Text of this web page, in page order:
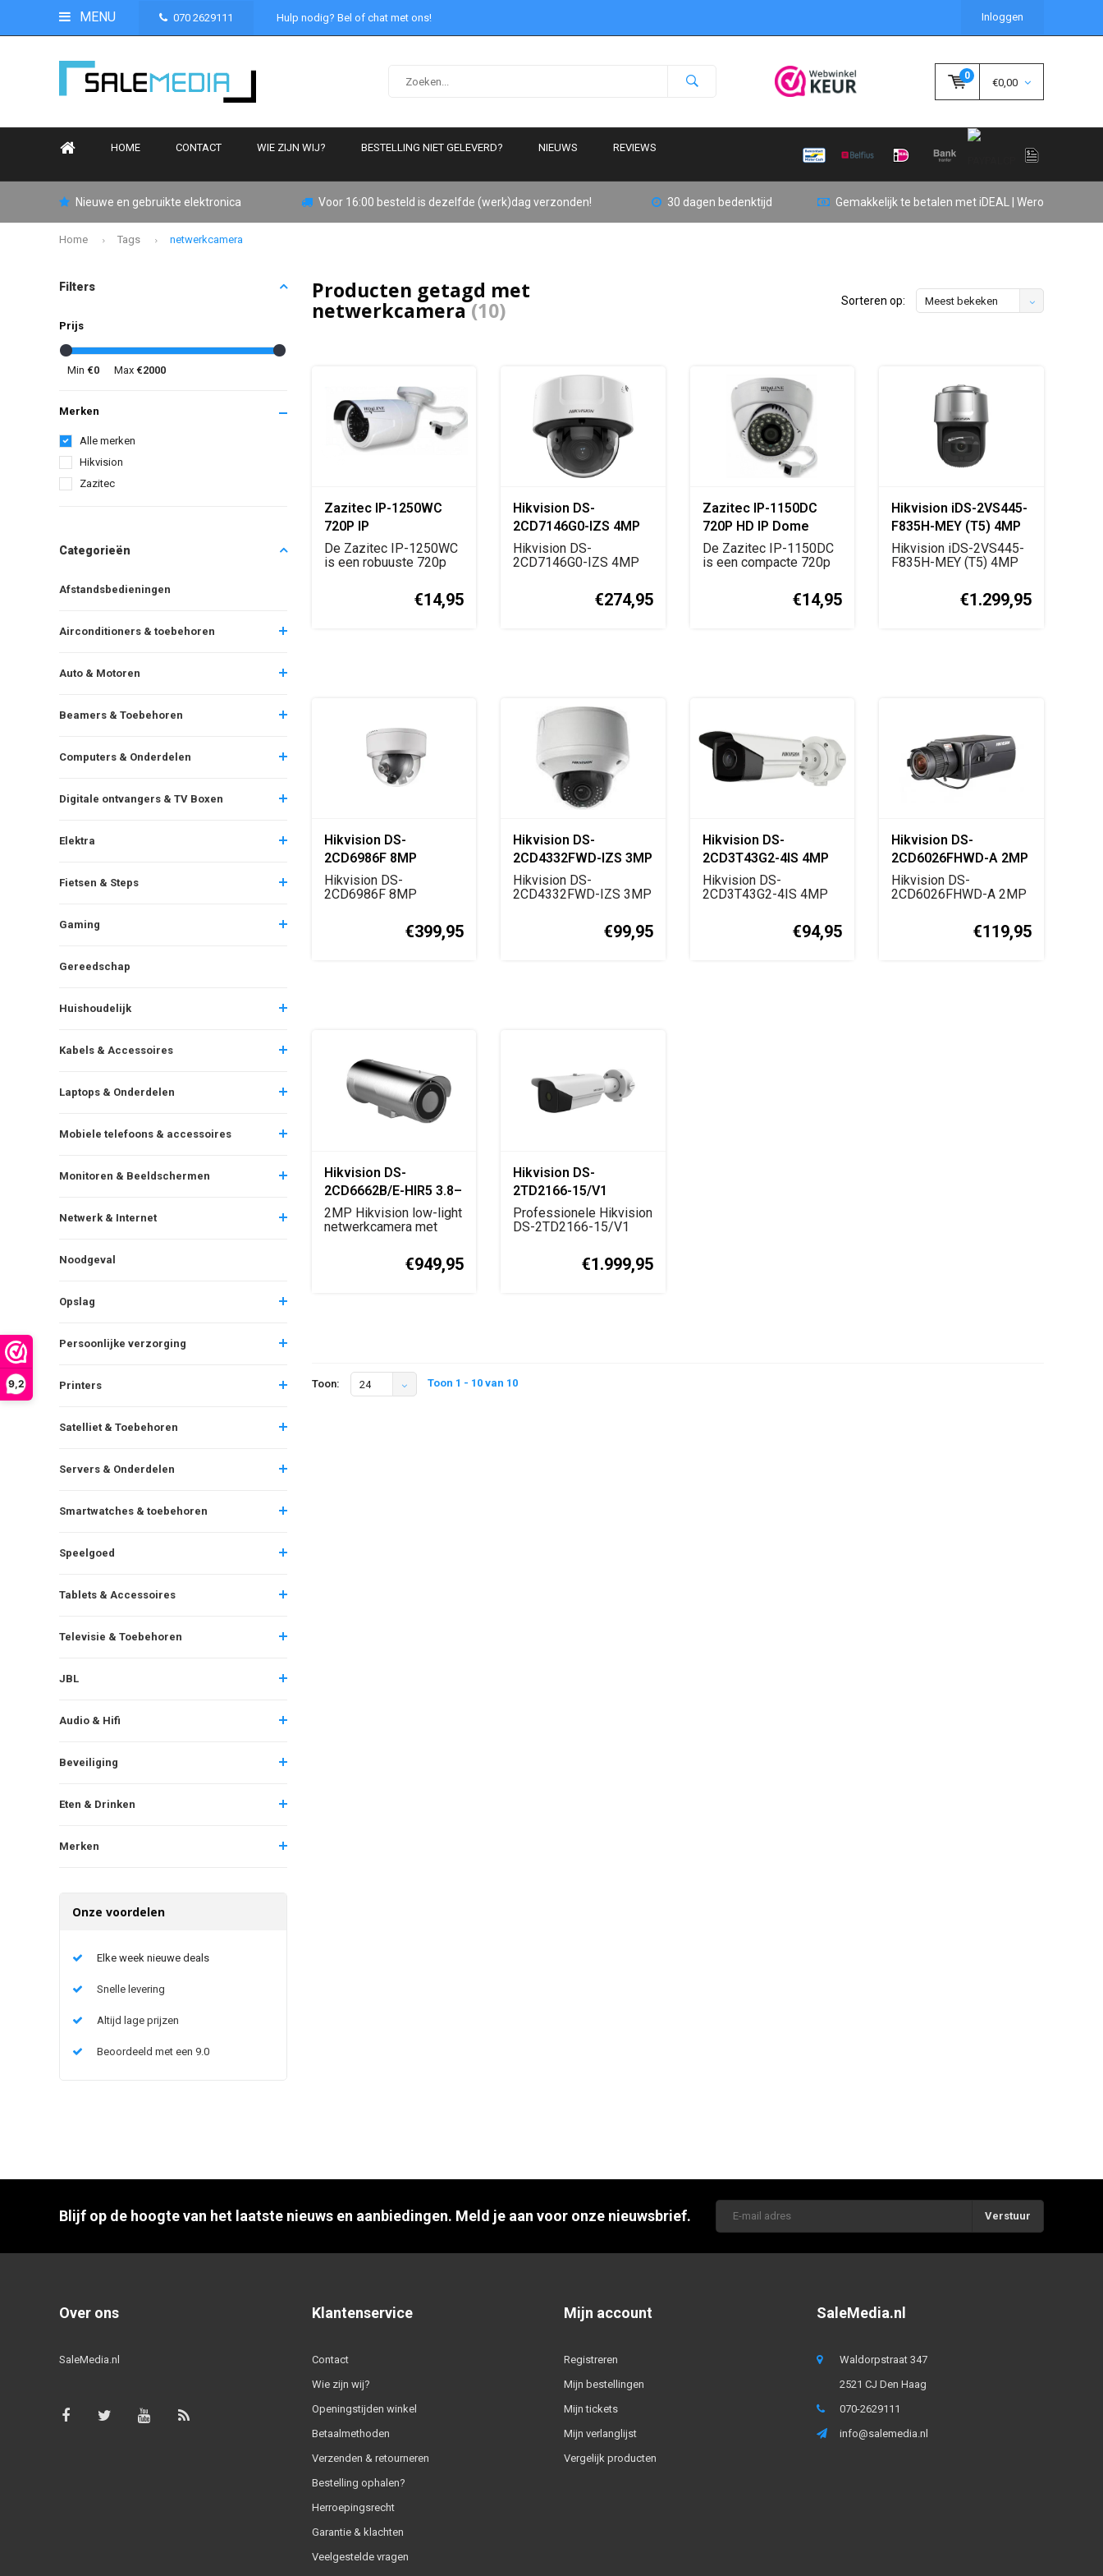
9,2
MENU 070 2629111 Hulp nodig? Bel of chat met ons! Inloggen
0
€0,00
HOME CONTACT WIE ZIJN WIJ? BESTELLING NIET GELEVERD? NIEUWS REVIEWS
Nieuwe en gebruikte elektronica Voor 16:00 besteld is dezelfde (werk)dag verzonden! 30 dagen bedenktijd Gemakkelijk te betalen met iDEAL | Wero
Home Tags netwerkcamera
Filters
Prijs
Min €0 Max €2000
Merken
Alle merken
Hikvision
Zazitec
Categorieën
Afstandsbedieningen
Airconditioners & toebehoren
Auto & Motoren
Beamers & Toebehoren
Computers & Onderdelen
Digitale ontvangers & TV Boxen
Elektra
Fietsen & Steps
Gaming
Gereedschap
Huishoudelijk
Kabels & Accessoires
Laptops & Onderdelen
Mobiele telefoons & accessoires
Monitoren & Beeldschermen
Netwerk & Internet
Noodgeval
Opslag
Persoonlijke verzorging
Printers
Satelliet & Toebehoren
Servers & Onderdelen
Smartwatches & toebehoren
Speelgoed
Tablets & Accessoires
Televisie & Toebehoren
JBL
Audio & Hifi
Beveiliging
Eten & Drinken
Merken
Onze voordelen
Elke week nieuwe deals
Snelle levering
Altijd lage prijzen
Beoordeeld met een 9.0
Producten getagd met
netwerkcamera(10) Sorteren op: Meest bekeken
Zazitec IP-1250WC
720P IP
Bewakingscamera
De Zazitec IP-1250WC
is een robuuste 720p
€14,95
Hikvision DS-
2CD7146G0-IZS 4MP
DeepinView IP Dome
Camera
Hikvision DS-
2CD7146G0-IZS 4MP
domecamera met Dar...
€274,95
Zazitec IP-1150DC
720P HD IP Dome
Bewakingscamera
De Zazitec IP-1150DC
is een compacte 720p
€14,95
Hikvision iDS-2VS445-
F835H-MEY (T5) 4MP
AI PTZ Speed Dome
Camera
Hikvision iDS-2VS445-
F835H-MEY (T5) 4MP
€1.299,95
Hikvision DS-
2CD6986F 8MP
Panoramic IP Dome
Camera
Hikvision DS-
2CD6986F 8MP
domecamera met 4-l...
€399,95
Hikvision DS-
2CD4332FWD-IZS 3MP
Motorized Varifocal
Dome IP Camera
Hikvision DS-
2CD4332FWD-IZS 3MP
€99,95
Hikvision DS-
2CD3T43G2-4IS 4MP
AcuSense Bullet IP
Camera
Hikvision DS-
2CD3T43G2-4IS 4MP
bulletcamera met ...€94,95
Hikvision DS-
2CD6026FHWD-A 2MP
Darkfighter IP Box
Camera
Hikvision DS-
2CD6026FHWD-A 2MP
boxcamera met ...€119,95
Hikvision DS-
2CD6662B/E-HIR5 3.8–
16mm IR Network
Camera
2MP Hikvision low-light
netwerkcamera met
€949,95
Hikvision DS-
2TD2166-15/V1
Thermische &
Optische Bi-spectrum
Professionele Hikvision
DS-2TD2166-15/V1
€1.999,95
Toon: 24 Toon 1 - 10 van 10
Blijf op de hoogte van het laatste nieuws en aanbiedingen. Meld je aan voor onze nieuwsbrief. Verstuur
Over ons
SaleMedia.nl
Klantenservice
Contact
Wie zijn wij?
Openingstijden winkel
Betaalmethoden
Verzenden & retourneren
Bestelling ophalen?
Herroepingsrecht
Garantie & klachten
Veelgestelde vragen
Mijn account
Registreren
Mijn bestellingen
Mijn tickets
Mijn verlanglijst
Vergelijk producten
SaleMedia.nl
Waldorpstraat 347
2521 CJ Den Haag
070-2629111
info@salemedia.nl